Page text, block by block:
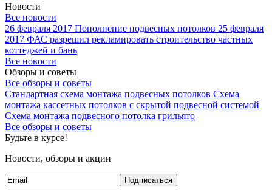
Новости
Все новости
26 февраля 2017 Пополнение подвесных потолков 25 февраля
2017 ФАС разрешил рекламировать строительство частных
коттеджей и бань
Все новости
Обзоры и советы
Все обзоры и советы
Стандартная схема монтажа подвесных потолков Схема
монтажа кассетных потолков с скрытой подвесной системой
Схема монтажа подвесного потолка грильято
Все обзоры и советы
Будьте в курсе!
Новости, обзоры и акции
Подписаться